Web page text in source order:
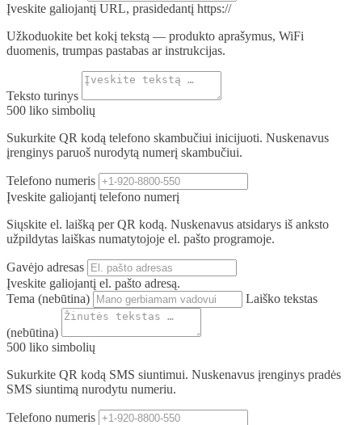
Įveskite galiojantį URL, prasidedantį https://
Užkoduokite bet kokį tekstą — produkto aprašymus, WiFi
duomenis, trumpas pastabas ar instrukcijas.
Teksto turinys
500 liko simbolių
Sukurkite QR kodą telefono skambučiui inicijuoti. Nuskenavus
įrenginys paruoš nurodytą numerį skambučiui.
Telefono numeris
Įveskite galiojantį telefono numerį
Siųskite el. laišką per QR kodą. Nuskenavus atsidarys iš anksto
užpildytas laiškas numatytojoje el. pašto programoje.
Gavėjo adresas
Įveskite galiojantį el. pašto adresą.
Tema (nebūtina) Laiško tekstas
(nebūtina)
500 liko simbolių
Sukurkite QR kodą SMS siuntimui. Nuskenavus įrenginys pradės
SMS siuntimą nurodytu numeriu.
Telefono numeris